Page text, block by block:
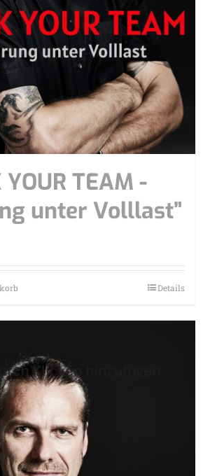
YOUR TEAM -
unter Volllast”
Details